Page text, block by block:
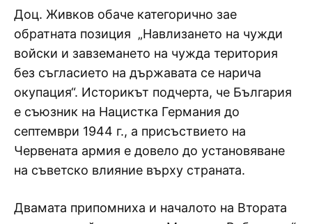
Доц. Живков обаче категорично зае
обратната позиция „Навлизането на чужди
войски и завземането на чужда територия
без съгласието на държавата се нарича
окупация“. Историкът подчерта, че България
е съюзник на Нацистка Германия до
септември 1944 г., а присъствието на
Червената армия е довело до установяване
на съветско влияние върху страната.
Двамата припомниха и началото на Втората